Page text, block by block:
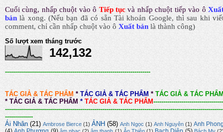
Cuối cùng, nhấp chuột vào ô Tiếp tục và nhấp chuột tiếp vào ô
bản là xong.(Nếu bạn đã có sẵn Tài khoản Google, thì sau khi
comment, chỉ cần nhấp chuột vào ôXuất bản là thành công)
Số lượt xem tháng trước
142,132
-------------------------------------------------------------------------
TÁC GIẢ & TÁC PHẨM * TÁC GIẢ & TÁC PHẨM * TÁC GIẢ & TÁC
* TÁC GIẢ & TÁC PHẨM * TÁC GIẢ & TÁC PHẨM-----------------------------------
--------------
Ái Nhân (21) Ambrose Bierce (1) ẢNH (58) Anh Ngọc (1) Anh Nguyên (1) Anh